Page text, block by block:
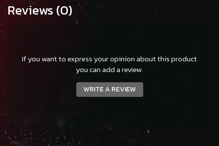
Reviews (0)
If you want to express your opinion about this product
you can add a review.
WRITE A REVIEW